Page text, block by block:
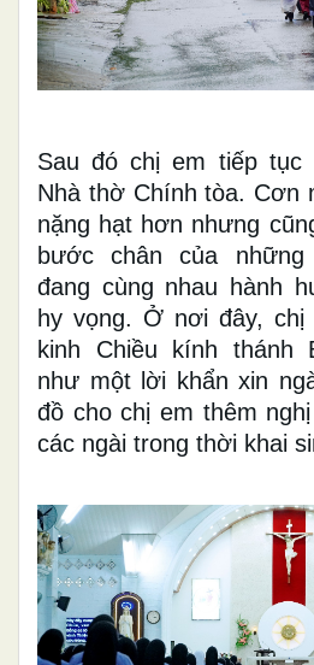
Sau đó chị em tiếp tục
Nhà thờ Chính tòa. Cơn
nặng hạt hơn nhưng
bước chân của
đang cùng nhau hành
hy vọng. Ở nơi đây,
kinh Chiều kính thánh
như một lời khẩn xin
đồ cho chị em thêm
các ngài trong thời khai